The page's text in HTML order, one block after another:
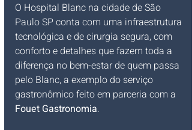
O Hospital Blanc na cidade de São
Paulo SP conta com uma infraestrutura
tecnológica e de cirurgia segura, com
conforto e detalhes que fazem toda a
diferença no bem-estar de quem passa
pelo Blanc, a exemplo do serviço
gastronômico feito em parceria com a
Fouet Gastronomia.